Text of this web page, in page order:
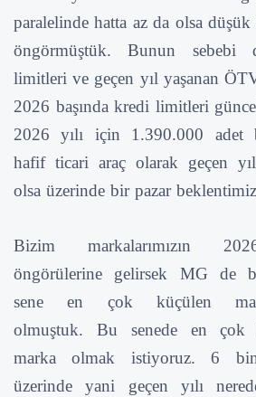
paralelinde hatta az da olsa
öngörmüştük. Bunun sebebi
limitleri ve geçen yıl yaşanan ÖTV
2026 başında kredi limitleri
2026 yılı için 1.390.000 adet
hafif ticari araç olarak geçen
olsa üzerinde bir pazar
Bizim markalarımızın
öngörülerine gelirsek MG de
sene en çok küçülen
olmuştuk. Bu senede en çok
marka olmak istiyoruz. 6
üzerinde yani geçen yılı